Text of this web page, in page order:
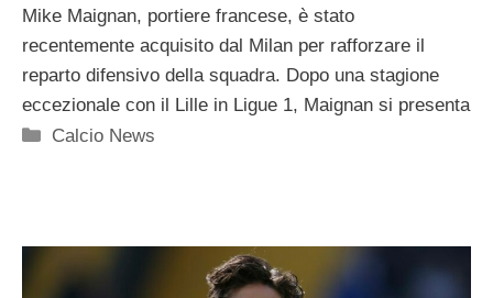
Mike Maignan, portiere francese, è stato
recentemente acquisito dal Milan per rafforzare il
reparto difensivo della squadra. Dopo una stagione
eccezionale con il Lille in Ligue 1, Maignan si presenta
Categorie
Calcio News